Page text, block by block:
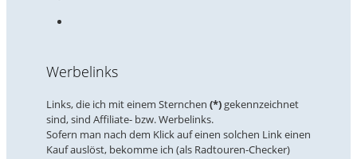
Werbelinks
Links, die ich mit einem Sternchen (*)gekennzeichnet
sind, sind Affiliate- bzw. Werbelinks.
Sofern man nach dem Klick auf einen solchen Link einen
Kauf auslöst, bekomme ich (als Radtouren-Checker)